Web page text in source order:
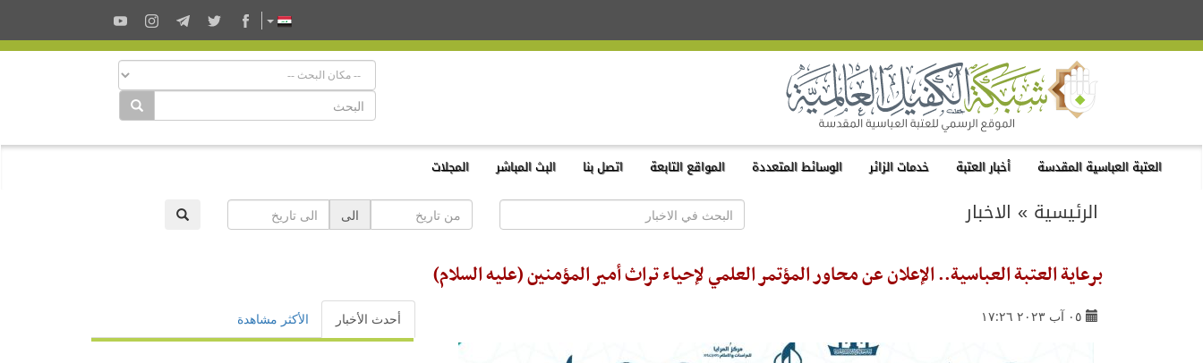
العتبة العباسية المقدسة أخبار العتبة خدمات الزائر الوسائط المتعددة المواقع التابعة اتصل بنا البث المباشر المجلات
الرئيسية » الاخبار الى
برعاية العتبة العباسية.. الإعلان عن محاور المؤتمر العلمي لإحياء تراث أمير المؤمنين (عليه السلام)
٠٥ آب ٢٠٢٣ ١٧:٢٦ أحدث الأخبار الأكثر مشاهدة